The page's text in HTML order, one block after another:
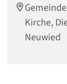
Kirche,
Neuwied